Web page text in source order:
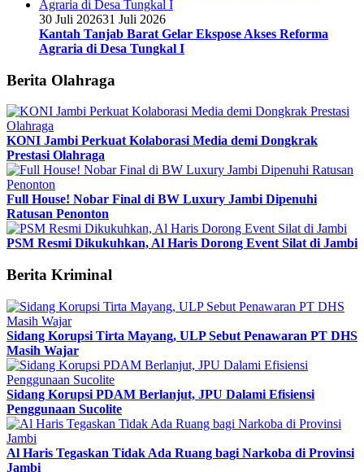
30 Juli 202631 Juli 2026
Kantah Tanjab Barat Gelar Ekspose Akses Reforma
Agraria di Desa Tungkal I
Berita Olahraga
KONI Jambi Perkuat Kolaborasi Media demi Dongkrak
Prestasi Olahraga
Full House! Nobar Final di BW Luxury Jambi Dipenuhi
Ratusan Penonton
PSM Resmi Dikukuhkan, Al Haris Dorong Event Silat di Jambi
Berita Kriminal
Sidang Korupsi Tirta Mayang, ULP Sebut Penawaran PT DHS
Masih Wajar
Sidang Korupsi PDAM Berlanjut, JPU Dalami Efisiensi
Penggunaan Sucolite
Al Haris Tegaskan Tidak Ada Ruang bagi Narkoba di Provinsi
Jambi